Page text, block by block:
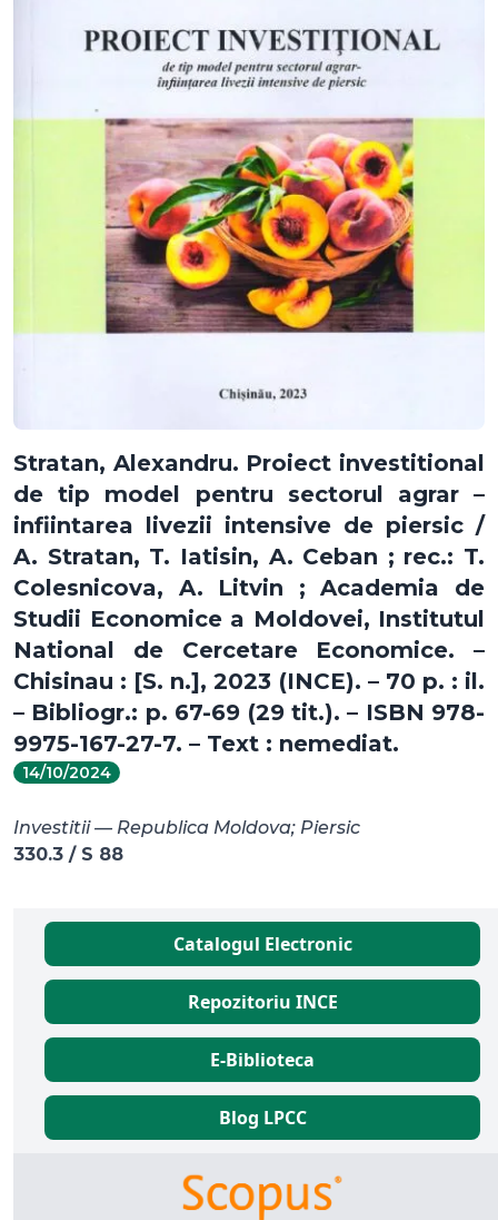
Stratan, Alexandru. Proiect investitional
de tip model pentru sectorul agrar –
infiintarea livezii intensive de piersic /
A. Stratan, T. Iatisin, A. Ceban ; rec.: T.
Colesnicova, A. Litvin ; Academia de
Studii Economice a Moldovei, Institutul
National de Cercetare Economice. –
Chisinau : [S. n.], 2023 (INCE). – 70 p. : il.
– Bibliogr.: p. 67-69 (29 tit.). – ISBN 978-
9975-167-27-7. – Text : nemediat.
14/10/2024
Investitii — Republica Moldova; Piersic
330.3 / S 88
Catalogul Electronic
Repozitoriu INCE
E-Biblioteca
Blog LPCC